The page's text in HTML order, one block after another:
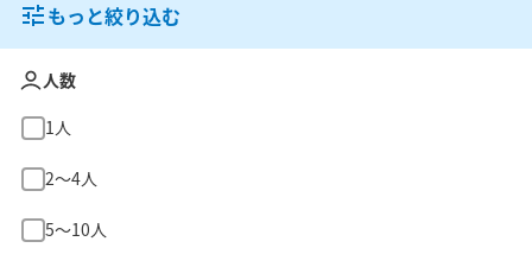
もっと絞り込む
人数
1人
2〜4人
5〜10人